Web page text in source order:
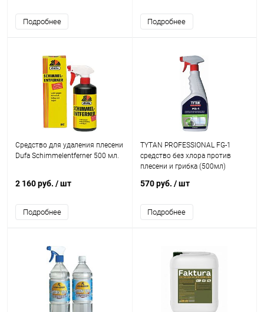
Подробнее Подробнее
Средство для удаления плесени
Dufa Schimmelentferner 500 мл.
2 160 руб. / шт
Подробнее
TYTAN PROFESSIONAL FG-1
средство без хлора против
плесени и грибка (500мл)
570 руб. / шт
Подробнее